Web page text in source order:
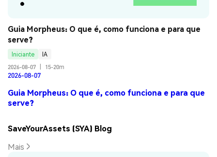
Guia Morpheus: O que é, como funciona e para que
serve?
Iniciante
IA
2026-08-07
15-20m
2026-08-07
Guia Morpheus: O que é, como funciona e para que
serve?
SaveYourAssets (SYA) Blog
Mais